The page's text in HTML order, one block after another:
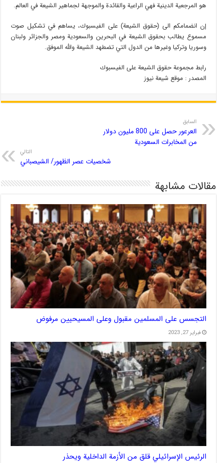
هو المرجعية الدينية فهي الراعية والقائدة والموجهة لجماهير الشيعة في العالم.
إن انضمامكم الى (حقوق الشيعة) على الفيسبوك، يساهم في تشكيل صوت
مسموع يطالب بحقوق الشيعة في البحرين والسعودية ومصر والجزائر ولبنان
وسوريا وتركيا وغيرها من الدول التي تضطهد الشيعة والله الموفق.
رابط مجموعة حقوق الشيعة على الفيسبوك
المصدر : موقع شیعة نیوز
السابق
العرعور حصل على 800 مليون دولار
من المخابرات السعودية
التالي
شخصيات عصر الظهور/ الشيصباني
مقالات مشابهة
التجسس على المسلمين مقبول وعلى المسيحيين مرفوض
فبراير 27, 2023
الرئيس الإسرائيلي قلق من الأزمة الداخلية ويحذر